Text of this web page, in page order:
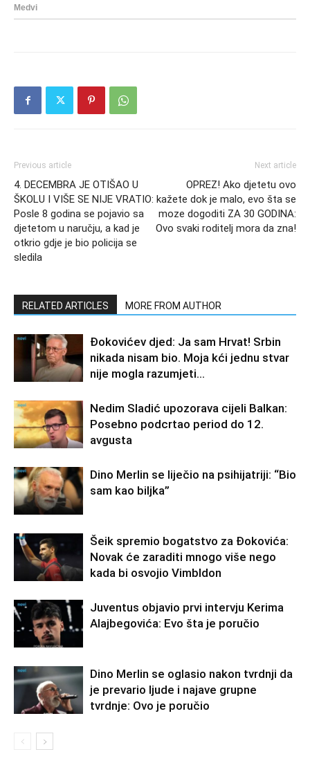
Previous article
4. DECEMBRA JE OTIŠAO U
ŠKOLU I VIŠE SE NIJE VRATIO:
Posle 8 godina se pojavio sa
djetetom u naručju, a kad je
otkrio gdje je bio policija se
sledila
Next article
OPREZ! Ako djetetu ovo
kažete dok je malo, evo šta se
moze dogoditi ZA 30 GODINA:
Ovo svaki roditelj mora da zna!
RELATED ARTICLES MORE FROM AUTHOR
Đokovićev djed: Ja sam Hrvat! Srbin
nikada nisam bio. Moja kći jednu stvar
nije mogla razumjeti…
Nedim Sladić upozorava cijeli Balkan:
Posebno podcrtao period do 12.
avgusta
Dino Merlin se liječio na psihijatriji: “Bio
sam kao biljka”
Šeik spremio bogatstvo za Đokovića:
Novak će zaraditi mnogo više nego
kada bi osvojio Vimbldon
Juventus objavio prvi intervju Kerima
Alajbegovića: Evo šta je poručio
Dino Merlin se oglasio nakon tvrdnji da
je prevario ljude i najave grupne
tvrdnje: Ovo je poručio